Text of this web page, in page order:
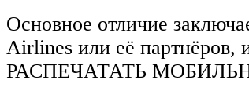
Основное отличие
Airlines или её
РАСПЕЧАТАТЬ